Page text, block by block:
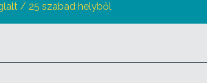
/ 25 szabad helyből